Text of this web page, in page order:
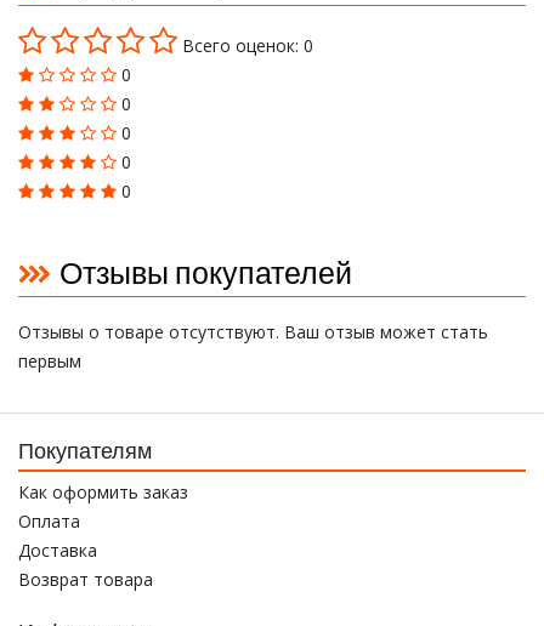
Всего оценок: 0
0
0
0
0
0
Отзывы покупателей
Отзывы о товаре отсутствуют. Ваш отзыв может стать
первым
Покупателям
Как оформить заказ
Оплата
Доставка
Возврат товара